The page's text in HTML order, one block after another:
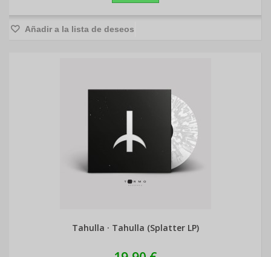
Añadir a la lista de deseos
Tahulla · Tahulla (Splatter LP)